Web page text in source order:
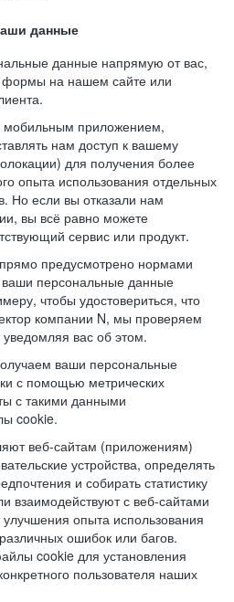
данные
данные напрямую от вас,
формы на нашем сайте или
мобильным приложением,
нам доступ к вашему
для получения более
опыта использования отдельных
Но если вы отказали нам
вы всё равно можете
сервис или продукт.
прямо предусмотрено нормами
персональные данные
чтобы удостовериться, что
компании N, мы проверяем
вас об этом.
ваши персональные
с помощью метрических
с такими данными
cookie.
веб-сайтам (приложениям)
устройства, определять
и собирать статистику
взаимодействуют с веб-сайтами
опыта использования
ошибок или багов.
cookie для установления
пользователя наших